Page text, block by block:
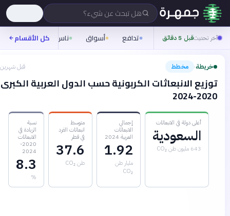
هل تبحث عن شيء؟
آخر تحديثقبل 5 دقائق تدافع أسواق ناس روح شيفرة كل الأقسام
خريطة› مخطط قبل شهرين
توزيع الانبعاثات الكربونية حسب الدول العربية الكبرى
2020-2024
أعلى دولة في الانبعاثات
السعودية
643 مليون طن CO₂
إجمالي
الانبعاثات
العربية 2024
1.92
مليار طن
CO₂
متوسط
انبعاثات الفرد
في قطر
37.6
طن CO₂
نسبة
الزيادة في
الانبعاثات
2020-
2024
8.3